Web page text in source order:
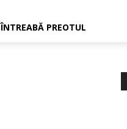
ÎNTREABĂ PREOTUL